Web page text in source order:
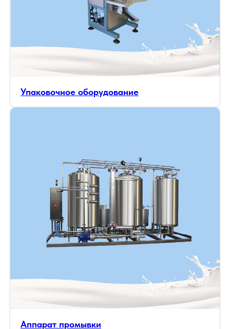
Упаковочное оборудование
Аппарат промывки